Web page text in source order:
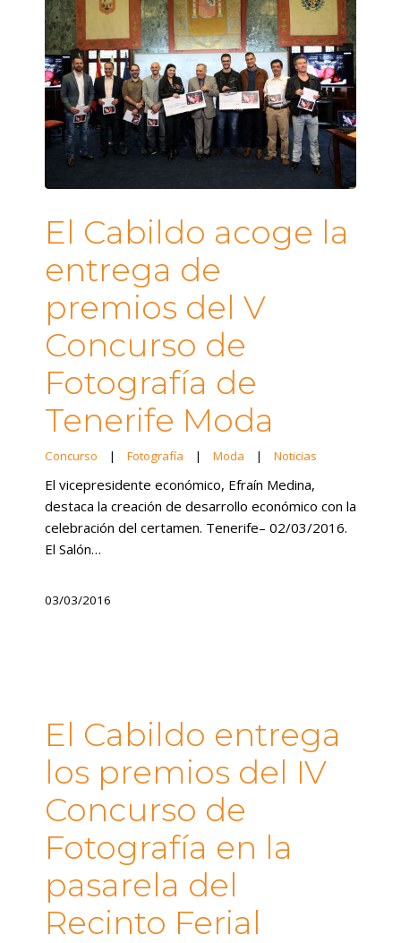
El Cabildo acoge la
entrega de
premios del V
Concurso de
Fotografía de
Tenerife Moda
Concurso | Fotografía | Moda | Noticias
El vicepresidente económico, Efraín Medina,
destaca la creación de desarrollo económico con la
celebración del certamen. Tenerife– 02/03/2016.
El Salón…
03/03/2016
El Cabildo entrega
los premios del IV
Concurso de
Fotografía en la
pasarela del
Recinto Ferial